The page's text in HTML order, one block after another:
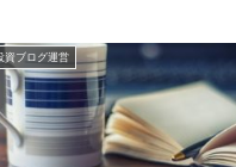
ブログ運営